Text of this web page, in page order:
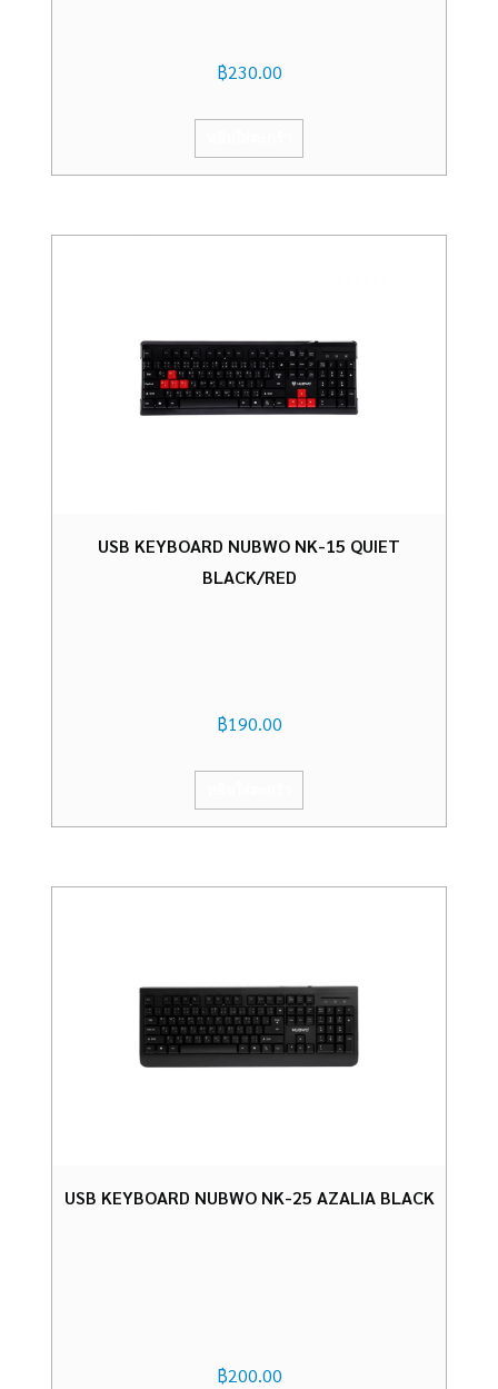
฿230.00
USB KEYBOARD NUBWO NK-15 QUIET
BLACK/RED
฿190.00
USB KEYBOARD NUBWO NK-25 AZALIA BLACK
฿200.00